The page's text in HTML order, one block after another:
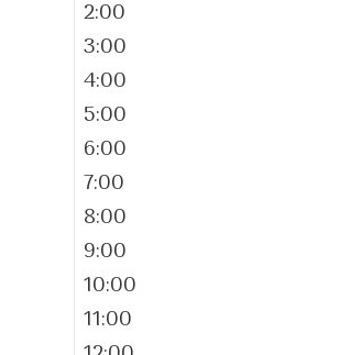
2:00
3:00
4:00
5:00
6:00
7:00
8:00
9:00
10:00
11:00